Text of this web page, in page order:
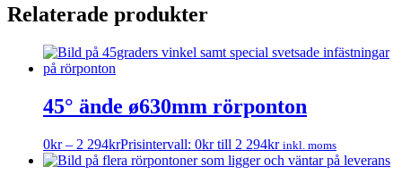
Relaterade produkter
45° ände ø630mm rörponton
0kr – 2 294krPrisintervall: 0kr till 2 294kr inkl. moms